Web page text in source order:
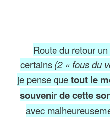
Route du retour
certains (2 « fous du
je pense quetout le
souvenir de cette
avec